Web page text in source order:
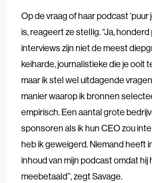
Op de vraag of haar podcast ‘puur
is, reageert ze stellig. “Ja,
interviews zijn niet de meest
keiharde, journalistieke die je ooit
maar ik stel wel uitdagende
manier waarop ik bronnen
empirisch. Een aantal grote
sponsoren als ik hun CEO zou
heb ik geweigerd. Niemand heeft
inhoud van mijn podcast omdat hij
meebetaald”, zegt Savage.